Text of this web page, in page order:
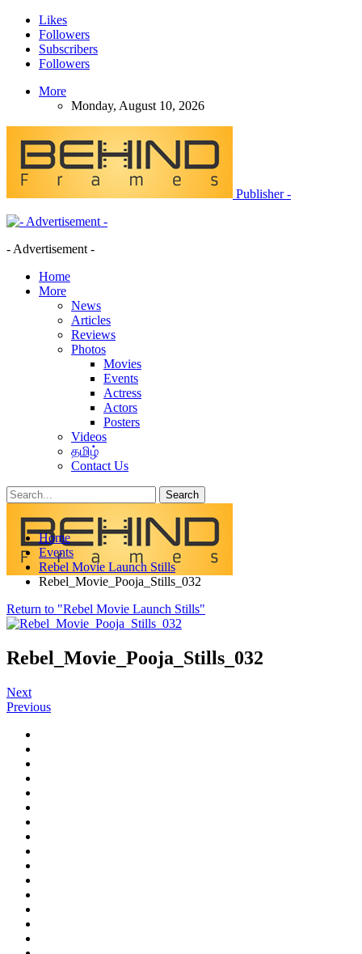
Likes
Followers
Subscribers
Followers
More
Monday, August 10, 2026
Publisher -
- Advertisement -
Home
More
News
Articles
Reviews
Photos
Movies
Events
Actress
Actors
Posters
Videos
தமிழ்
Contact Us
Categories
Tags Home
Events
Rebel Movie Launch Stills
Rebel_Movie_Pooja_Stills_032
Return to "Rebel Movie Launch Stills"
Rebel_Movie_Pooja_Stills_032
Next
Previous